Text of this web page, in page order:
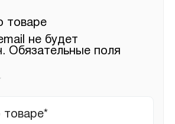
товаре
не будет
Обязательные поля